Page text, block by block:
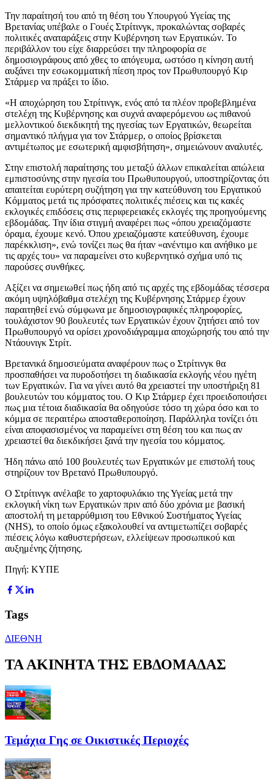
Την παραίτησή του από τη θέση του Υπουργού Υγείας της
Βρετανίας υπέβαλε ο Γουές Στρίτινγκ, προκαλώντας σοβαρές
πολιτικές αναταράξεις στην Κυβέρνηση των Εργατικών. Το
περιβάλλον του είχε διαρρεύσει την πληροφορία σε
δημοσιογράφους από χθες το απόγευμα, ωστόσο η κίνηση αυτή
αυξάνει την εσωκομματική πίεση προς τον Πρωθυπουργό Κιρ
Στάρμερ να πράξει το ίδιο.
«Η αποχώρηση του Στρίτινγκ, ενός από τα πλέον προβεβλημένα
στελέχη της Κυβέρνησης και συχνά αναφερόμενου ως πιθανού
μελλοντικού διεκδικητή της ηγεσίας των Εργατικών, θεωρείται
σημαντικό πλήγμα για τον Στάρμερ, ο οποίος βρίσκεται
αντιμέτωπος με εσωτερική αμφισβήτηση», σημειώνουν αναλυτές.
Στην επιστολή παραίτησης του μεταξύ άλλων επικαλείται απώλεια
εμπιστοσύνης στην ηγεσία του Πρωθυπουργού, υποστηρίζοντας ότι
απαιτείται ευρύτερη συζήτηση για την κατεύθυνση του Εργατικού
Κόμματος μετά τις πρόσφατες πολιτικές πιέσεις και τις κακές
εκλογικές επιδόσεις στις περιφερειακές εκλογές της προηγούμενης
εβδομάδας. Την ίδια στιγμή αναφέρει πως «όπου χρειαζόμαστε
όραμα, έχουμε κενό. Όπου χρειαζόμαστε κατεύθυνση, έχουμε
παρέκκλιση», ενώ τονίζει πως θα ήταν «ανέντιμο και ανήθικο με
τις αρχές του» να παραμείνει στο κυβερνητικό σχήμα υπό τις
παρούσες συνθήκες.
Αξίζει να σημειωθεί πως ήδη από τις αρχές της εβδομάδας τέσσερα
ακόμη υψηλόβαθμα στελέχη της Κυβέρνησης Στάρμερ έχουν
παραιτηθεί ενώ σύμφωνα με δημοσιογραφικές πληροφορίες,
τουλάχιστον 90 βουλευτές των Εργατικών έχουν ζητήσει από τον
Πρωθυπουργό να ορίσει χρονοδιάγραμμα αποχώρησής του από την
Ντάουνιγκ Στρίτ.
Βρετανικά δημοσιεύματα αναφέρουν πως ο Στρίτινγκ θα
προσπαθήσει να πυροδοτήσει τη διαδικασία εκλογής νέου ηγέτη
των Εργατικών. Για να γίνει αυτό θα χρειαστεί την υποστήριξη 81
βουλευτών του κόμματος του. Ο Κιρ Στάρμερ έχει προειδοποιήσει
πως μια τέτοια διαδικασία θα οδηγούσε τόσο τη χώρα όσο και το
κόμμα σε περαιτέρω αποσταθεροποίηση. Παράλληλα τονίζει ότι
είναι αποφασισμένος να παραμείνει στη θέση του και πως αν
χρειαστεί θα διεκδικήσει ξανά την ηγεσία του κόμματος.
Ήδη πάνω από 100 βουλευτές των Εργατικών με επιστολή τους
στηρίζουν τον Βρετανό Πρωθυπουργό.
Ο Στρίτινγκ ανέλαβε το χαρτοφυλάκιο της Υγείας μετά την
εκλογική νίκη των Εργατικών πριν από δύο χρόνια με βασική
αποστολή τη μεταρρύθμιση του Εθνικού Συστήματος Υγείας
(NHS), το οποίο όμως εξακολουθεί να αντιμετωπίζει σοβαρές
πιέσεις λόγω καθυστερήσεων, ελλείψεων προσωπικού και
αυξημένης ζήτησης.
Πηγή: ΚΥΠΕ
Tags
ΔΙΕΘΝΗ
ΤΑ ΑΚΙΝΗΤΑ ΤΗΣ ΕΒΔΟΜΑΔΑΣ
Τεμάχια Γης σε Οικιστικές Περιοχές